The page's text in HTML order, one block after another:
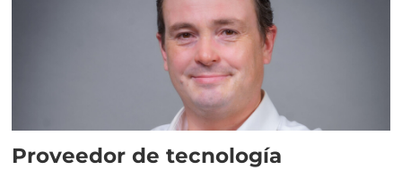
Proveedor de tecnología